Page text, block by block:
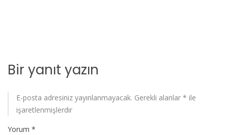
Bir yanıt yazın
E-posta adresiniz yayınlanmayacak. Gerekli alanlar * ile
işaretlenmişlerdir
Yorum *